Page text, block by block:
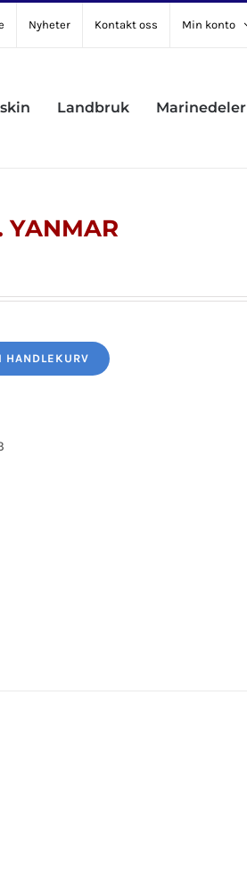
Nyheter Kontakt oss Min konto
Landbruk Marinedeler
YANMAR
HANDLEKURV